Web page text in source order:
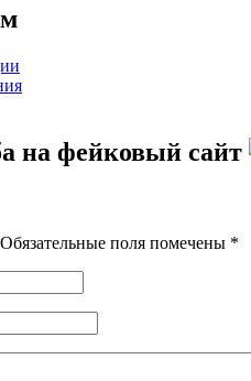
на фейковый сайт
Обязательные поля помечены *